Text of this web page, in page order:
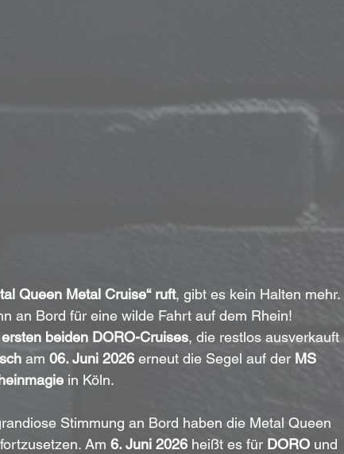
Queen Metal Cruise“ ruft, gibt es kein Halten mehr.
an Bord für eine wilde Fahrt auf dem Rhein!
ersten beiden DORO-Cruises, die restlos ausverkauft
am 06. Juni 2026 erneut die Segel auf der MS
in Köln.
Stimmung an Bord haben die Metal Queen
Am 6. Juni 2026 heißt es für DORO und